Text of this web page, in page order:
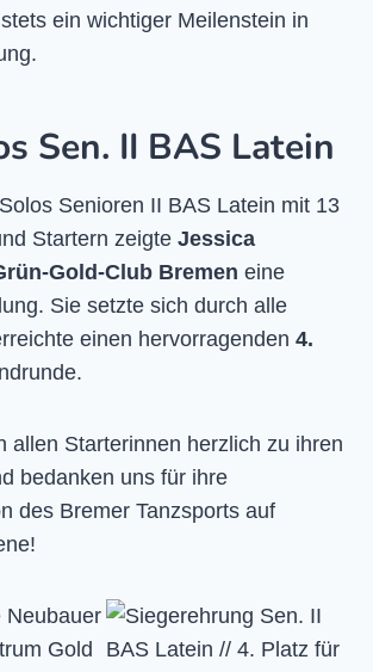
ein wichtiger Meilenstein in
Sen. II BAS Latein
Senioren II BAS Latein mit 13
Startern zeigte Jessica
Gold-Club Bremen eine
Sie setzte sich durch alle
einen hervorragenden 4.
allen Starterinnen herzlich zu ihren
bedanken uns für ihre
des Bremer Tanzsports auf